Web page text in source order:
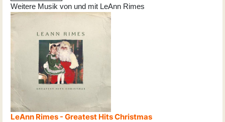
Weitere Musik von und mit LeAnn Rimes
LeAnn Rimes - Greatest Hits Christmas